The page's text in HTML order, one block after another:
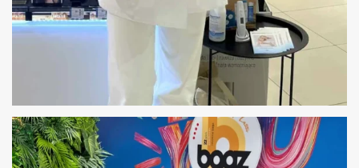
OBSŁUGA DERMOKONSULTACJI W
APTEKACH DLA MARKI BAYER